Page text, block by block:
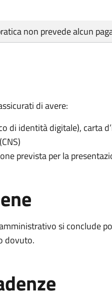
non prevede alcun
di avere:
di identità digitale), carta
prevista per la
si conclude
dovuto.